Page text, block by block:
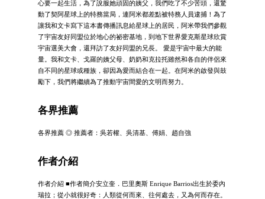
心要一起生活，為了說服她頑固的姨父，我們吃了不少苦頭，還驚
動了契阿星球上的特務當局，連阿米都差點被特務人員逮捕！為了
讓我和文卡寫下這本書傳播訊息給星球上的居民，阿米帶我們參觀
了宇宙友好同盟位於地心的祕密基地，到地下世界愛克斯星球欣賞
宇宙選美大會，還拜訪了友好同盟的兄長。 愛是宇宙中最大的能
量。我和文卡、戈羅的姨父母、奶奶和克拉托雖然和各自的伴侶來
自不同的星球或種族，卻因為愛而結合在一起。在阿米的啟發與鼓
勵下，我們將繼續為了推動宇宙間愛的文明而努力。
各界推薦
各界推薦 ◎ 推薦者：吳若權、吳清基、傅娟、趙自強
作者介紹
作者介紹 ■作者簡介安立奎．巴里奧斯 Enrique Barrios出生於委內
瑞拉；從小就很好奇：人類從何而來、往何處去，又為何而存在。